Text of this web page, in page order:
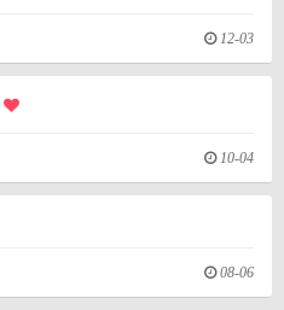
12-03
10-04
08-06